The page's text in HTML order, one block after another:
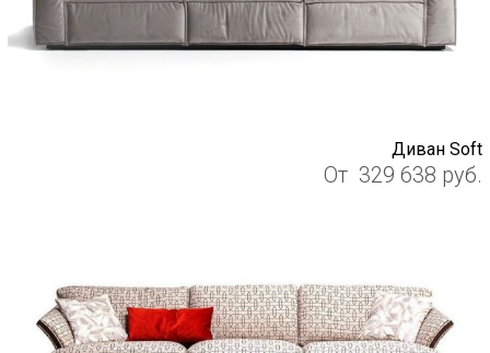
Диван Soft
От 329 638 руб.